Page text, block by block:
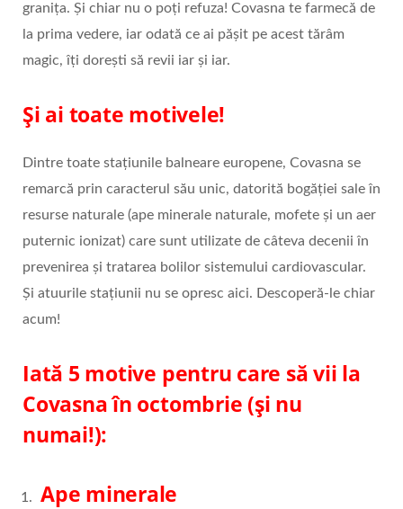
granița. Și chiar nu o poți refuza! Covasna te farmecă de
la prima vedere, iar odată ce ai pășit pe acest tărâm
magic, îți dorești să revii iar și iar.
Și ai toate motivele!
Dintre toate staţiunile balneare europene, Covasna se
remarcă prin caracterul său unic, datorită bogăţiei sale în
resurse naturale (ape minerale naturale, mofete și un aer
puternic ionizat) care sunt utilizate de câteva decenii în
prevenirea şi tratarea bolilor sistemului cardiovascular.
Și atuurile stațiunii nu se opresc aici. Descoperă-le chiar
acum!
Iată 5 motive pentru care să vii la
Covasna în octombrie (și nu
numai!):
Ape minerale